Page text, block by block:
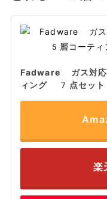
Fadware ガス対
ィング 7点セット
楽